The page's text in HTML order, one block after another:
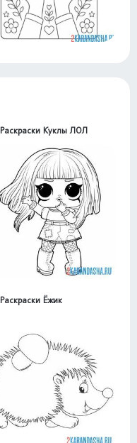
Раскраски Куклы ЛОЛ
Раскраски Ёжик